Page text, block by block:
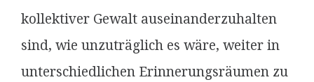
kollektiver Gewalt auseinanderzuhalten
sind, wie unzuträglich es wäre, weiter in
unterschiedlichen Erinnerungsräumen zu